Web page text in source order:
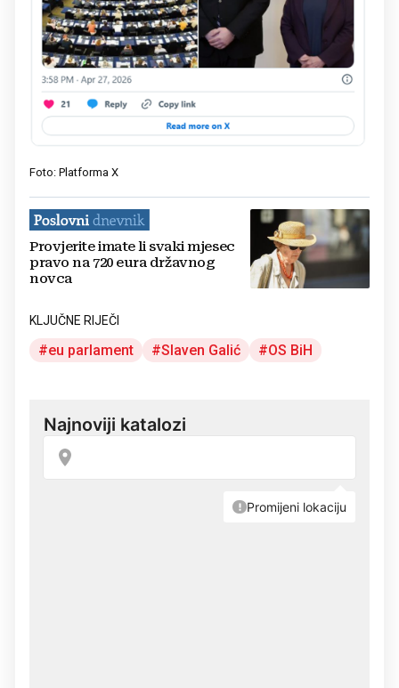
Foto: Platforma X
Provjerite imate li svaki mjesec
pravo na 720 eura državnog
novca
KLJUČNE RIJEČI
eu parlament Slaven Galić OS BiH